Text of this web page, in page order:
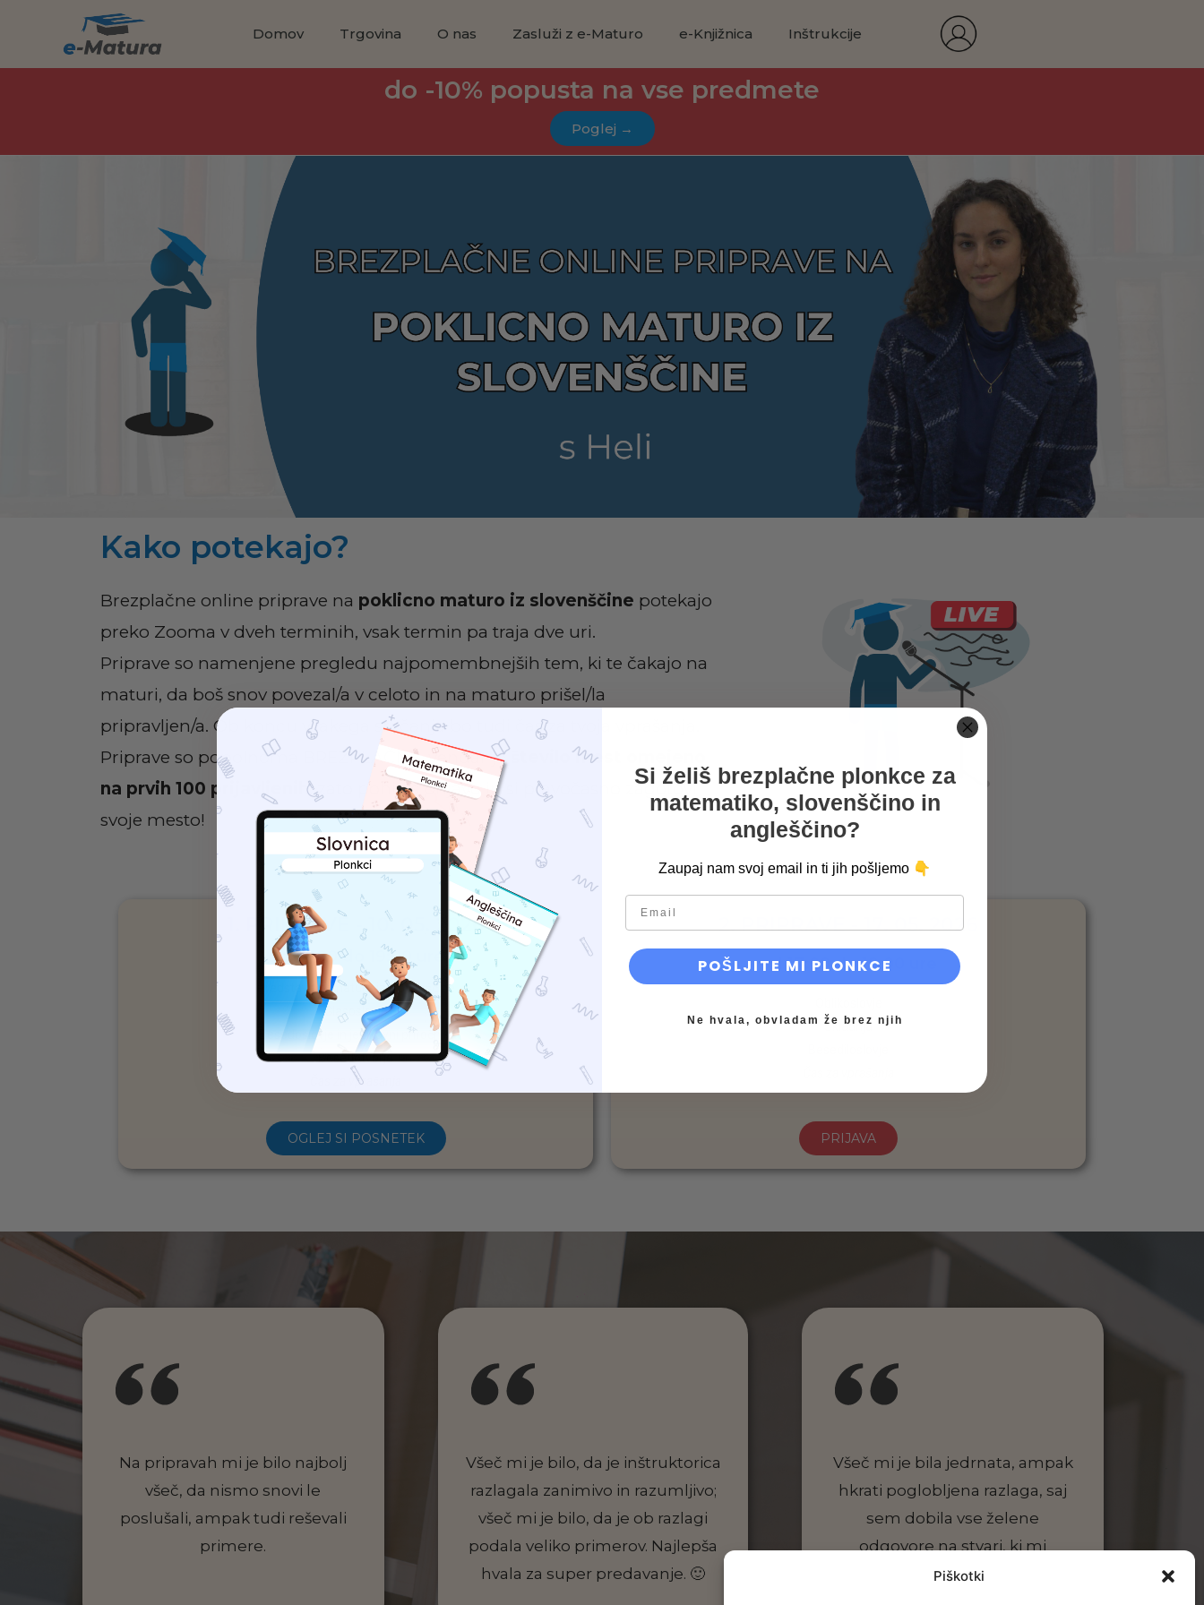
Piškotki
Domov Trgovina O nas Zasluži z e-Maturo e-Knjižnica Inštrukcije
do -10% popusta na vse predmete
Poglej →
Kako potekajo?
Brezplačne online priprave na poklicno maturo iz slovenščine potekajo
preko Zooma v dveh terminih, vsak termin pa traja dve uri.
Priprave so namenjene pregledu najpomembnejših tem, ki te čakajo na
maturi, da boš snov povezal/a v celoto in na maturo prišel/la
pripravljen/a. Ob koncu vsakega srečanja bo tudi čas za tvoja vprašanja
Priprave so popolnoma BREZPLAČNE, vendar je število mest omejeno
na prvih 100 prijavljenih, zato pohiti s prijavo in si pravočasno zagotovi
svoje mesto!
1. PRIPRAVE - 10. 05. 2026
od 17:00 do 19:00 ure
Predstavitev mature iz slovenščine
Glasoslovje
Besedoslovje in jezikovni priročniki
Besedotvorje
Čas za vprašanja
OGLEJ SI POSNETEK
2. PRIPRAVE - 17. 05. 2026
od 17:00 do 19:00 ure
Skladnja
PRIJAVA
Na pripravah mi je bilo najbolj
všeč, da nismo snovi le
poslušali, ampak tudi reševali
primere.
Všeč mi je bilo, da je inštruktorica
razlagala zanimivo in razumljivo;
všeč mi je bilo, da je ob razlagi
podala veliko primerov. Najlepša
hvala za super predavanje. 🙂
Všeč mi je bila jedrnata, ampak
hkrati poglobljena razlaga, saj
sem dobila vse želene
odgovore na stvari, ki mi
prehodno niso bile čisto jasne.
Si želiš brezplačne plonkce za
matematiko, slovenščino in
angleščino?
Zaupaj nam svoj email in ti jih pošljemo 👇
email
POŠLJITE MI PLONKCE
Ne hvala, obvladam že brez njih